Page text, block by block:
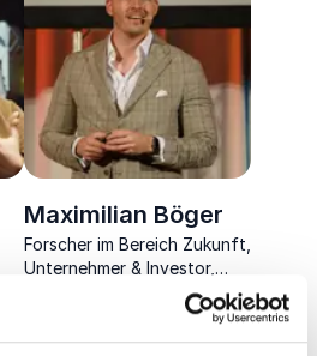
das Gedächtnis alles kann.
Maximilian Böger
Forscher im Bereich Zukunft,
Unternehmer & Investor,
Unternehmensführung,
Innovationen & Tech.